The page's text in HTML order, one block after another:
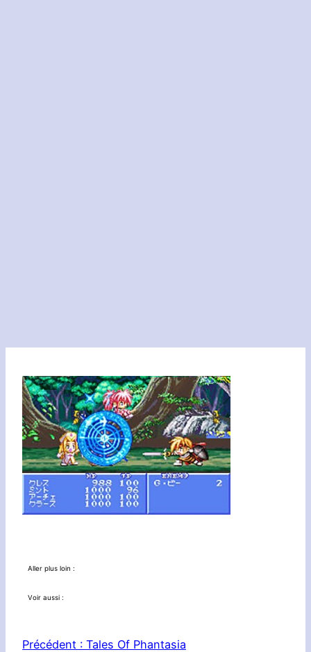
Aller plus loin :
Voir aussi :
Précédent : Tales Of Phantasia